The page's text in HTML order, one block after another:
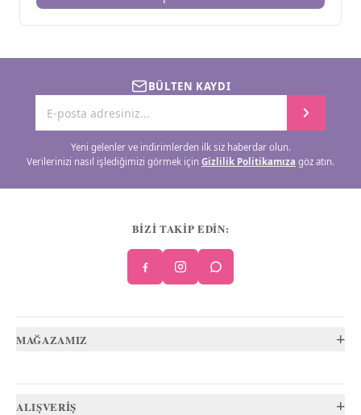
BÜLTEN KAYDI
Yeni gelenler ve indirimlerden ilk siz haberdar olun.
Verilerinizi nasıl işlediğimizi görmek için Gizlilik Politikamıza göz atın.
BİZİ TAKİP EDİN:
MAĞAZAMIZ +
ALIŞVERİŞ +